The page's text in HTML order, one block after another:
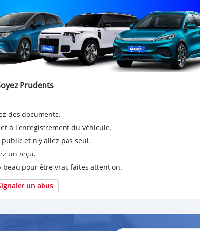
Prudents
des documents.
à l'enregistrement du véhicule.
et n'y allez pas seul.
un reçu.
beau pour être vrai, faites attention.
un abus